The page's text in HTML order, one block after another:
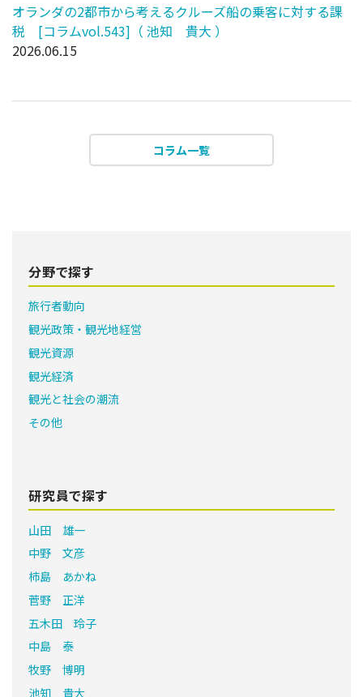
オランダの2都市から考えるクルーズ船の乗客に対する課
税 [コラムvol.543]（ 池知 貴大 ）
2026.06.15
コラム一覧
分野で探す
旅行者動向
観光政策・観光地経営
観光資源
観光経済
観光と社会の潮流
その他
研究員で探す
山田 雄一
中野 文彦
柿島 あかね
菅野 正洋
五木田 玲子
中島 泰
牧野 博明
池知 貴大